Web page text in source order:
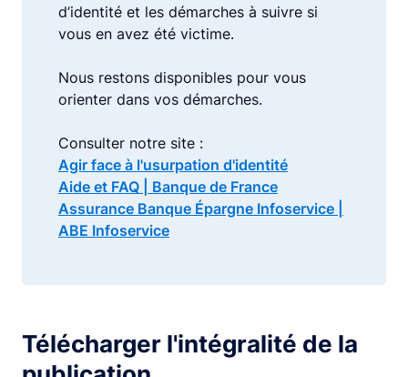
d’identité et les démarches à suivre si
vous en avez été victime.
Nous restons disponibles pour vous
orienter dans vos démarches.
Consulter notre site :
Agir face à l'usurpation d'identité
Aide et FAQ | Banque de France
Assurance Banque Épargne Infoservice |
ABE Infoservice
Télécharger l'intégralité de la